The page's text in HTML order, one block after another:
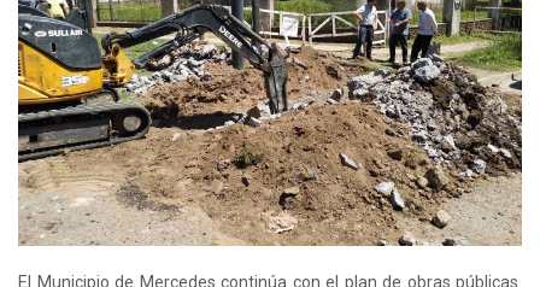
El Municipio de Mercedes continúa con el plan de obras públicas.